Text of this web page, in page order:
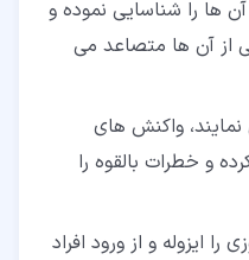
ها را شناسایی نموده و
از آن‌ ها متصاعد می
نمایند، واکنش‌ های
و خطرات بالقوه را
ایزوله و از ورود افراد